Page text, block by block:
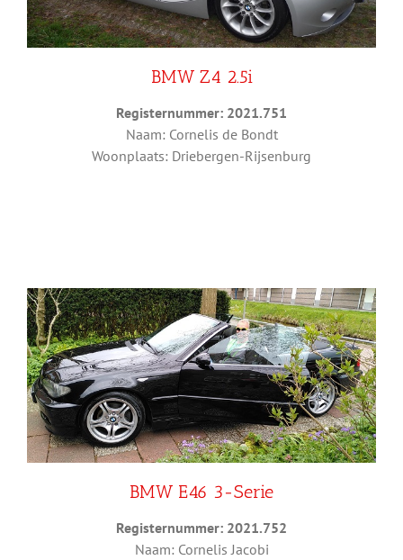
BMW Z4 2.5i
Registernummer: 2021.751
Naam: Cornelis de Bondt
Woonplaats: Driebergen-Rijsenburg
BMW E46 3-Serie
Registernummer: 2021.752
Naam: Cornelis Jacobi